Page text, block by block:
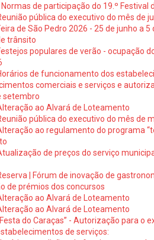
de participação do 19.º Festival
pública do executivo do mês de
de São Pedro 2026 - 25 de junho a
trânsito
populares de verão - ocupação
de funcionamento dos
comerciais e serviços e
setembro
ao Alvará de Loteamento
pública do executivo do mês de
ao regulamento do programa
de preços do serviço
| Fórum de inovação de
de prémios dos concursos
ao Alvará de Loteamento
ao Alvará de Loteamento
do Caraças” - Autorização para
de serviços: